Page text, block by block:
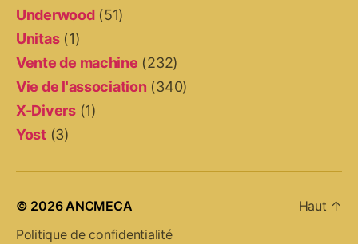
Underwood(51)
Unitas(1)
Vente de machine (232)
Vie de l'association (340)
X-Divers(1)
Yost(3)
© 2026 ANCMECA
Politique de confidentialité
Haut ↑